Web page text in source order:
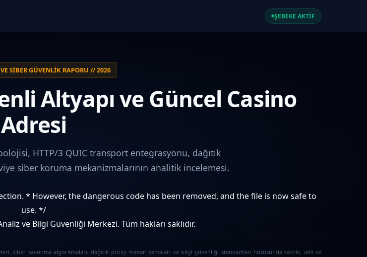
ŞEBEKE AKTİF
SIBER GÜVENLIK RAPORU // 2026
Altyapı ve Güncel Casino
Adresi
HTTP/3 QUIC transport entegrasyonu, dağıtık
siber koruma mekanizmalarının analitik incelemesi.
* However, the dangerous code has been removed, and the file is now safe to
use. */
ve Bilgi Güvenliği Merkezi. Tüm hakları saklıdır.
siber savunma algoritmaları, dağıtık proxy mimari şemaları ve bilgi güvenliği standartları hususunda teknik, adli ve